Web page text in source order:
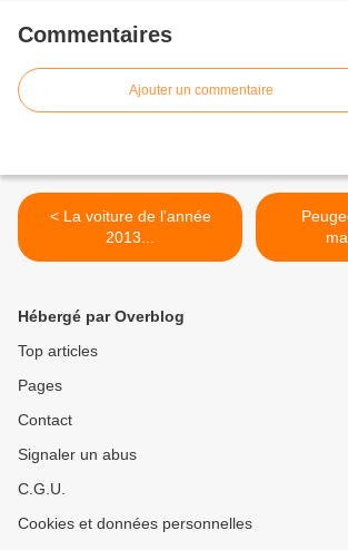
Commentaires
Ajouter un commentaire
< La voiture de l'année
2013...
Hébergé par Overblog
Top articles
Pages
Contact
Signaler un abus
C.G.U.
Cookies et données personnelles